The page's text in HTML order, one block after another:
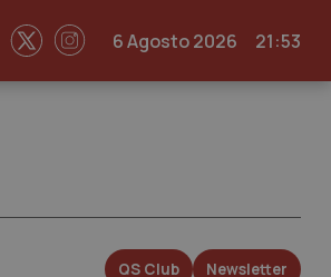
6 Agosto 2026 21:53
QS Club Newsletter